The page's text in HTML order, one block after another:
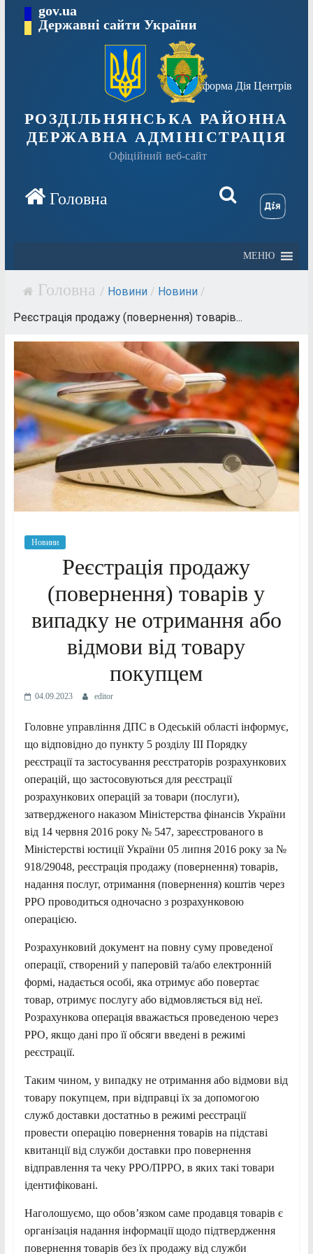
Перейтиgov.ua
Державні сайти України
Платформа Дія Центрів
РОЗДІЛЬНЯНСЬКА РАЙОННА
ДЕРЖАВНА АДМІНІСТРАЦІЯ
Офіційний веб-сайт
МЕНЮ
/ Новини / Новини /
Реєстрація продажу (повернення) товарів...
Новини
Реєстрація продажу
(повернення) товарів у
випадку не отримання або
відмови від товару
покупцем
04.09.2023 editor
Головне управління ДПС в Одеській області інформує,
що відповідно до пункту 5 розділу ІІІ Порядку
реєстрації та застосування реєстраторів розрахункових
операцій, що застосовуються для реєстрації
розрахункових операцій за товари (послуги),
затвердженого наказом Міністерства фінансів України
від 14 червня 2016 року № 547, зареєстрованого в
Міністерстві юстиції України 05 липня 2016 року за №
918/29048, реєстрація продажу (повернення) товарів,
надання послуг, отримання (повернення) коштів через
РРО проводиться одночасно з розрахунковою
операцією.
Розрахунковий документ на повну суму проведеної
операції, створений у паперовій та/або електронній
формі, надається особі, яка отримує або повертає
товар, отримує послугу або відмовляється від неї.
Розрахункова операція вважається проведеною через
РРО, якщо дані про її обсяги введені в режимі
реєстрації.
Таким чином, у випадку не отримання або відмови від
товару покупцем, при відправці їх за допомогою
служб доставки достатньо в режимі реєстрації
провести операцію повернення товарів на підставі
квитанції від служби доставки про повернення
відправлення та чеку РРО/ПРРО, в яких такі товари
ідентифіковані.
Наголошуємо, що обов’язком саме продавця товарів є
організація надання інформації щодо підтвердження
повернення товарів без їх продажу від служби